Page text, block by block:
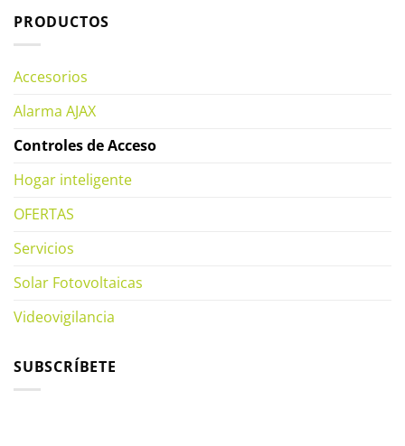
PRODUCTOS
Accesorios
Alarma AJAX
Controles de Acceso
Hogar inteligente
OFERTAS
Servicios
Solar Fotovoltaicas
Videovigilancia
SUBSCRÍBETE